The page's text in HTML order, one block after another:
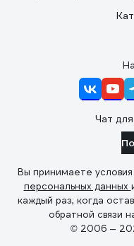
Чат
Вы принимаете условия
персональных данных
каждый раз, когда
обратной связи
© 2006 —